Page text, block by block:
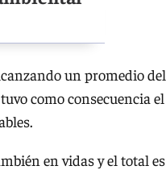
un promedio del
como consecuencia el
en vidas y el total es